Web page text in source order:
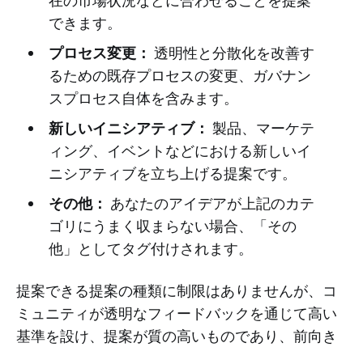
できます。
プロセス変更： 透明性と分散化を改善す
るための既存プロセスの変更、ガバナン
スプロセス自体を含みます。
新しいイニシアティブ： 製品、マーケテ
ィング、イベントなどにおける新しいイ
ニシアティブを立ち上げる提案です。
その他： あなたのアイデアが上記のカテ
ゴリにうまく収まらない場合、「その
他」としてタグ付けされます。
提案できる提案の種類に制限はありませんが、コ
ミュニティが透明なフィードバックを通じて高い
基準を設け、提案が質の高いものであり、前向き